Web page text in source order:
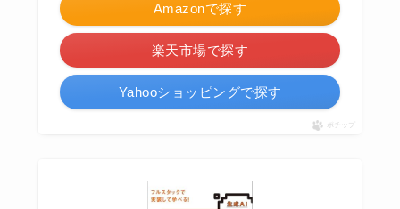
Amazonで探す
楽天市場で探す
Yahooショッピングで探す
ポチップ